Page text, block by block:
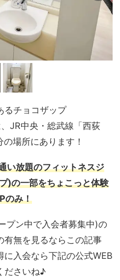
るチョコザップ
JR中央・総武線「西荻
場所にあります！
い放題のフィットネスジ
)の一部をちょこっと体験
のみ！
プン中で入会者募集中)の
有無を見るならこの記事
に入会なら下記の公式WEB
ださいね♪